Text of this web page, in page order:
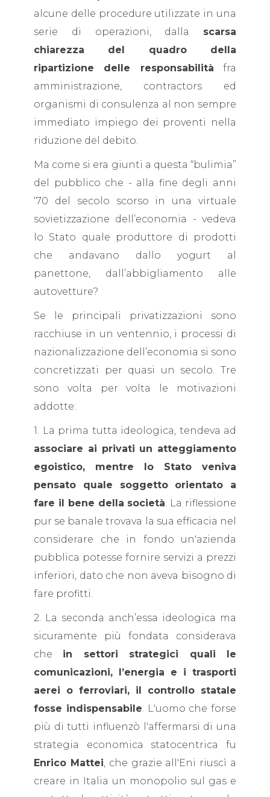
alcune delle procedure utilizzate in una
serie di operazioni, dalla scarsa
chiarezza del quadro della
ripartizione delle responsabilità fra
amministrazione, contractors ed
organismi di consulenza al non sempre
immediato impiego dei proventi nella
riduzione del debito.
Ma come si era giunti a questa “bulimia”
del pubblico che - alla fine degli anni
‘70 del secolo scorso in una virtuale
sovietizzazione dell’economia - vedeva
lo Stato quale produttore di prodotti
che andavano dallo yogurt al
panettone, dall’abbigliamento alle
autovetture?
Se le principali privatizzazioni sono
racchiuse in un ventennio, i processi di
nazionalizzazione dell’economia si sono
concretizzati per quasi un secolo. Tre
sono volta per volta le motivazioni
addotte:
1. La prima tutta ideologica, tendeva ad
associare ai privati un atteggiamento
egoistico, mentre lo Stato veniva
pensato quale soggetto orientato a
fare il bene della società. La riflessione
pur se banale trovava la sua efficacia nel
considerare che in fondo un'azienda
pubblica potesse fornire servizi a prezzi
inferiori, dato che non aveva bisogno di
fare profitti.
2. La seconda anch’essa ideologica ma
sicuramente più fondata considerava
che in settori strategici quali le
comunicazioni, l’energia e i trasporti
aerei o ferroviari, il controllo statale
fosse indispensabile. L'uomo che forse
più di tutti influenzò l'affermarsi di una
strategia economica statocentrica fu
Enrico Mattei, che grazie all'Eni riuscì a
creare in Italia un monopolio sul gas e